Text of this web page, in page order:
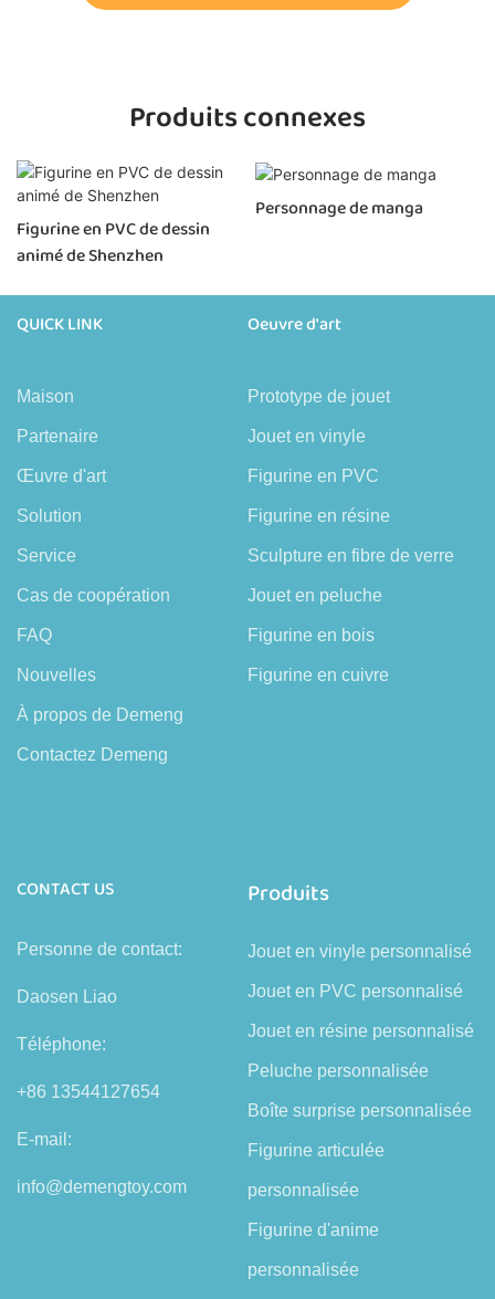
Produits connexes
Figurine en PVC de dessin
animé de Shenzhen
Personnage de manga
QUICK LINK
Maison
Partenaire
Œuvre d'art
Solution
Service
Cas de coopération
FAQ
Nouvelles
À propos de Demeng
Contactez Demeng
Oeuvre d'art
Prototype de jouet
Jouet en vinyle
Figurine en PVC
Figurine en résine
Sculpture en fibre de verre
Jouet en peluche
Figurine en bois
Figurine en cuivre
CONTACT US
Personne de contact:
Daosen Liao
Téléphone:
+86 13544127654
E-mail:
info@demengtoy.com
Produits
Jouet en vinyle personnalisé
Jouet en PVC personnalisé
Jouet en résine personnalisé
Peluche personnalisée
Boîte surprise personnalisée
Figurine articulée
personnalisée
Figurine d'anime
personnalisée